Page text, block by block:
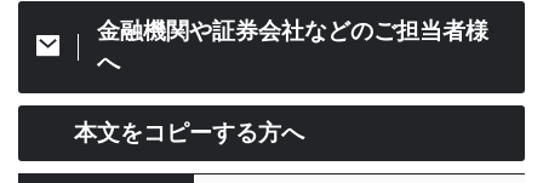
金融機関や証券会社などのご担当者様
へ
本文をコピーする方へ